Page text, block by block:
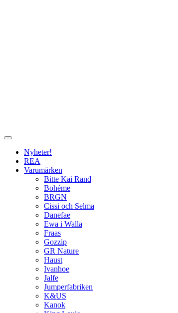
Nyheter!
REA
Varumärken
Bitte Kai Rand
Bohéme
BRGN
Cissi och Selma
Danefae
Ewa i Walla
Fraas
Gozzip
GR Nature
Haust
Ivanhoe
Jalfe
Jumperfabriken
K&US
Kanok